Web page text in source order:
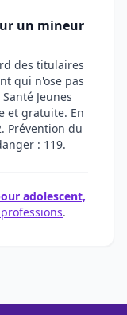
un mineur
des titulaires
qui n'ose pas
Jeunes
et gratuite. En
Prévention du
: 119.
adolescent,
.